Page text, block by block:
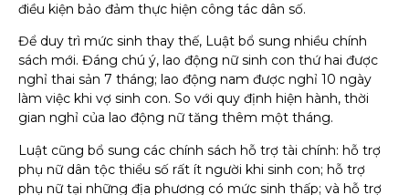
điều kiện bảo đảm thực hiện công tác dân số.
Để duy trì mức sinh thay thế, Luật bổ sung nhiều chính
sách mới. Đáng chú ý, lao động nữ sinh con thứ hai được
nghỉ thai sản 7 tháng; lao động nam được nghỉ 10 ngày
làm việc khi vợ sinh con. So với quy định hiện hành, thời
gian nghỉ của lao động nữ tăng thêm một tháng.
Luật cũng bổ sung các chính sách hỗ trợ tài chính: hỗ trợ
phụ nữ dân tộc thiểu số rất ít người khi sinh con; hỗ trợ
phụ nữ tại những địa phương có mức sinh thấp; và hỗ trợ